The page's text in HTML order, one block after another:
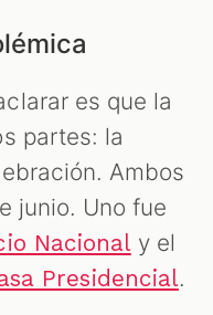
es que la
partes: la
Ambos
junio. Uno fue
Nacionaly el
Presidencial.